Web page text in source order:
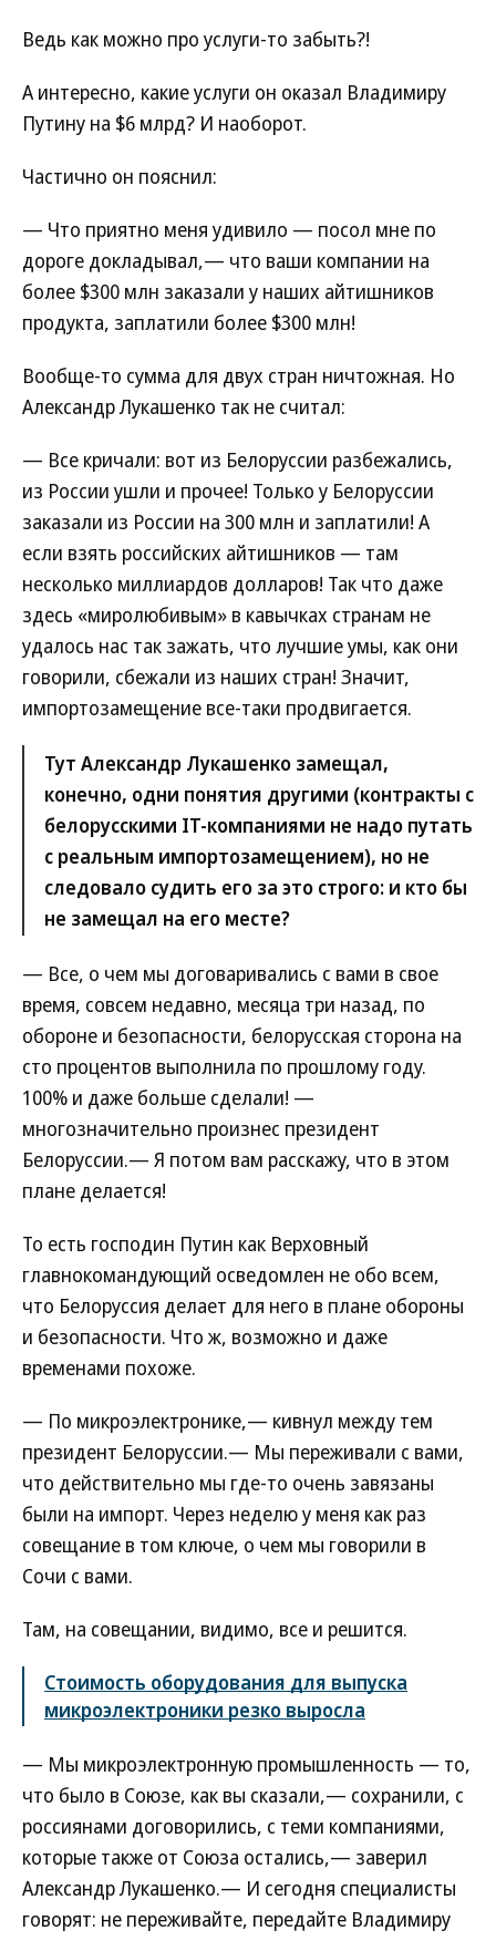
Ведь как можно про услуги-то забыть?!
А интересно, какие услуги он оказал Владимиру
Путину на $6 млрд? И наоборот.
Частично он пояснил:
— Что приятно меня удивило — посол мне по
дороге докладывал,— что ваши компании на
более $300 млн заказали у наших айтишников
продукта, заплатили более $300 млн!
Вообще-то сумма для двух стран ничтожная. Но
Александр Лукашенко так не считал:
— Все кричали: вот из Белоруссии разбежались,
из России ушли и прочее! Только у Белоруссии
заказали из России на 300 млн и заплатили! А
если взять российских айтишников — там
несколько миллиардов долларов! Так что даже
здесь «миролюбивым» в кавычках странам не
удалось нас так зажать, что лучшие умы, как они
говорили, сбежали из наших стран! Значит,
импортозамещение все-таки продвигается.
Тут Александр Лукашенко замещал,
конечно, одни понятия другими (контракты с
белорусскими IT-компаниями не надо путать
с реальным импортозамещением), но не
следовало судить его за это строго: и кто бы
не замещал на его месте?
— Все, о чем мы договаривались с вами в свое
время, совсем недавно, месяца три назад, по
обороне и безопасности, белорусская сторона на
сто процентов выполнила по прошлому году.
100% и даже больше сделали! —
многозначительно произнес президент
Белоруссии.— Я потом вам расскажу, что в этом
плане делается!
То есть господин Путин как Верховный
главнокомандующий осведомлен не обо всем,
что Белоруссия делает для него в плане обороны
и безопасности. Что ж, возможно и даже
временами похоже.
— По микроэлектронике,— кивнул между тем
президент Белоруссии.— Мы переживали с вами,
что действительно мы где-то очень завязаны
были на импорт. Через неделю у меня как раз
совещание в том ключе, о чем мы говорили в
Сочи с вами.
Там, на совещании, видимо, все и решится.
Стоимость оборудования для выпуска
микроэлектроники резко выросла
— Мы микроэлектронную промышленность — то,
что было в Союзе, как вы сказали,— сохранили, с
россиянами договорились, с теми компаниями,
которые также от Союза остались,— заверил
Александр Лукашенко.— И сегодня специалисты
говорят: не переживайте, передайте Владимиру